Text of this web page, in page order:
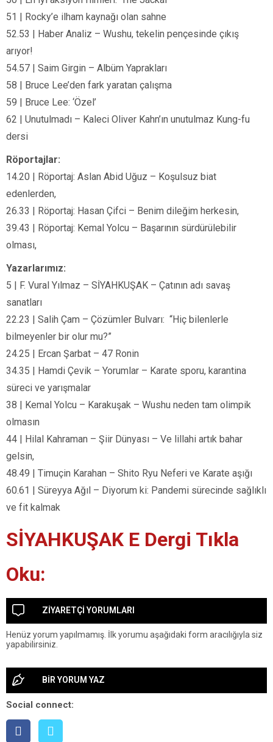
51 | Rocky’e ilham kaynağı olan sahne
52.53 | Haber Analiz – Wushu, tekelin pençesinde çıkış
arıyor!
54.57 | Saim Girgin – Albüm Yaprakları
58 | Bruce Lee’den fark yaratan çalışma
59 | Bruce Lee: ‘Özel’
62 | Unutulmadı – Kaleci Oliver Kahn’ın unutulmaz Kung-fu
dersi
Röportajlar:
14.20 | Röportaj: Aslan Abid Uğuz – Koşulsuz biat
edenlerden,
26.33 | Röportaj: Hasan Çifci – Benim dileğim herkesin,
39.43 | Röportaj: Kemal Yolcu – Başarının sürdürülebilir
olması,
Yazarlarımız:
5 | F. Vural Yılmaz – SİYAHKUŞAK – Çatının adı savaş
sanatları
22.23 | Salih Çam – Çözümler Bulvarı: “Hiç bilenlerle
bilmeyenler bir olur mu?”
24.25 | Ercan Şarbat – 47 Ronin
34.35 | Hamdi Çevik – Yorumlar – Karate sporu, karantina
süreci ve yarışmalar
38 | Kemal Yolcu – Karakuşak – Wushu neden tam olimpik
olmasın
44 | Hilal Kahraman – Şiir Dünyası – Ve lillahi artık bahar
gelsin,
48.49 | Timuçin Karahan – Shito Ryu Neferi ve Karate aşığı
60.61 | Süreyya Ağıl – Diyorum ki: Pandemi sürecinde sağlıklı
ve fit kalmak
SİYAHKUŞAK E Dergi Tıkla
Oku:
ZİYARETÇİ YORUMLARI
Henüz yorum yapılmamış. İlk yorumu aşağıdaki form aracılığıyla siz
yapabilirsiniz.
BİR YORUM YAZ
Social connect: